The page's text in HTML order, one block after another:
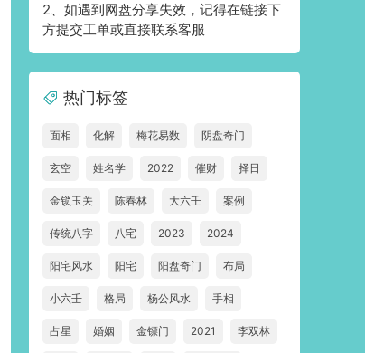
2、如遇到网盘分享失效，记得在链接下
方提交工单或直接联系客服
热门标签
面相 化解 梅花易数 阴盘奇门
玄空 姓名学 2022 催财 择日
金锁玉关 陈春林 大六壬 案例
传统八字 八宅 2023 2024
阳宅风水 阳宅 阳盘奇门 布局
小六壬 格局 杨公风水 手相
占星 婚姻 金镖门 2021 李双林